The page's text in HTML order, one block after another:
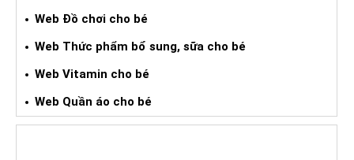
Web Đồ chơi cho bé
Web Thức phẩm bổ sung, sữa cho bé
Web Vitamin cho bé
Web Quần áo cho bé